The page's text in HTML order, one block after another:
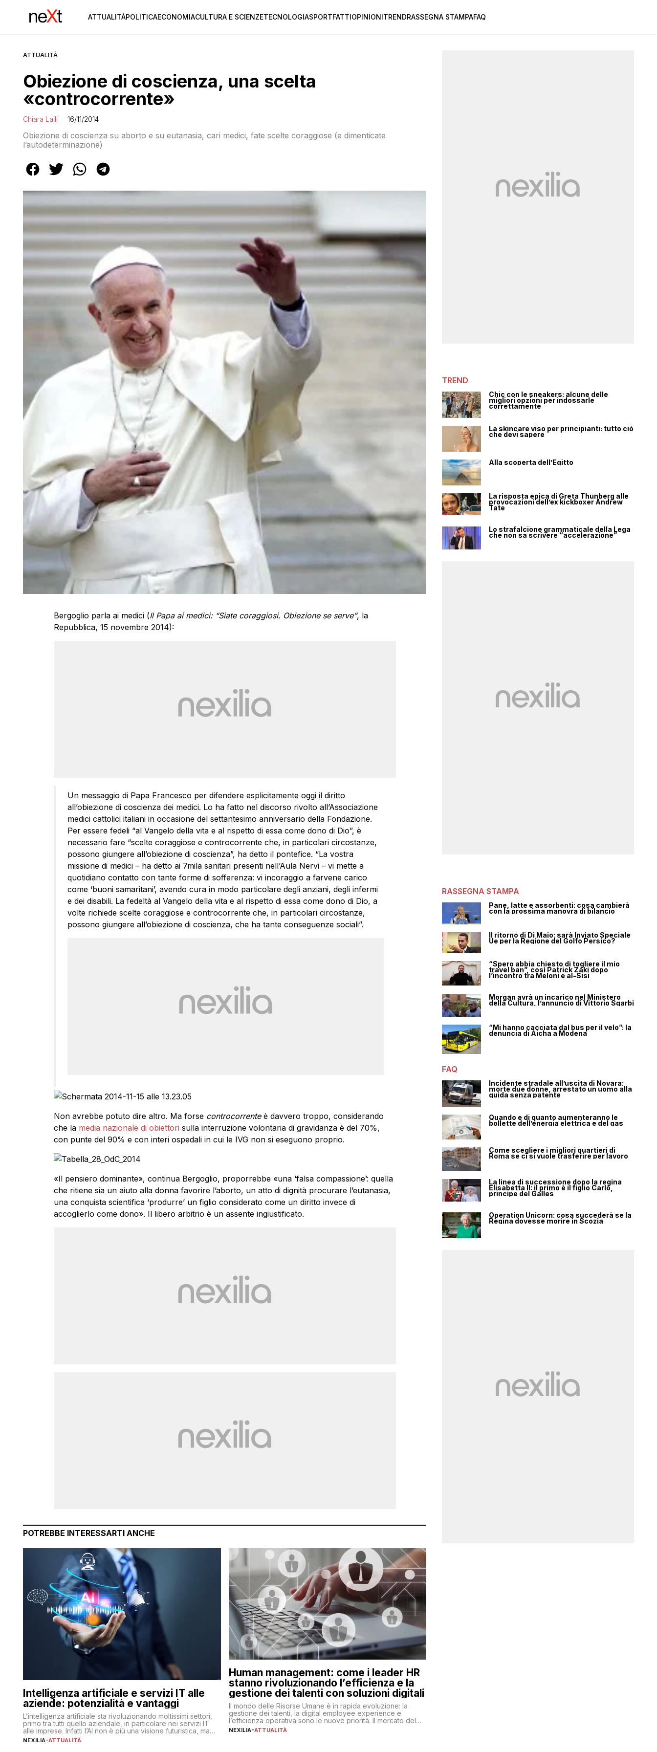
ATTUALITÀPOLITICAECONOMIACULTURA E SCIENZETECNOLOGIASPORTFATTIOPINIONITRENDRASSEGNA STAMPAFAQ
ATTUALITÀ
Obiezione di coscienza, una scelta
«controcorrente»
Chiara Lalli 16/11/2014
Obiezione di coscienza su aborto e su eutanasia, cari medici, fate scelte coraggiose (e dimenticate
l’autodeterminazione)
Bergoglio parla ai medici (Il Papa ai medici: “Siate coraggiosi. Obiezione se serve”, la
Repubblica, 15 novembre 2014):
Un messaggio di Papa Francesco per difendere esplicitamente oggi il diritto
all’obiezione di coscienza dei medici. Lo ha fatto nel discorso rivolto all’Associazione
medici cattolici italiani in occasione del settantesimo anniversario della Fondazione.
Per essere fedeli “al Vangelo della vita e al rispetto di essa come dono di Dio”, è
necessario fare “scelte coraggiose e controcorrente che, in particolari circostanze,
possono giungere all’obiezione di coscienza”, ha detto il pontefice. “La vostra
missione di medici – ha detto ai 7mila sanitari presenti nell’Aula Nervi – vi mette a
quotidiano contatto con tante forme di sofferenza: vi incoraggio a farvene carico
come ‘buoni samaritani’, avendo cura in modo particolare degli anziani, degli infermi
e dei disabili. La fedeltà al Vangelo della vita e al rispetto di essa come dono di Dio, a
volte richiede scelte coraggiose e controcorrente che, in particolari circostanze,
possono giungere all’obiezione di coscienza, che ha tante conseguenze sociali”.
Non avrebbe potuto dire altro. Ma forse controcorrenteè davvero troppo, considerando
che la media nazionale di obiettori sulla interruzione volontaria di gravidanza è del 70%,
con punte del 90% e con interi ospedali in cui le IVG non si eseguono proprio.
«Il pensiero dominante», continua Bergoglio, proporrebbe «una ‘falsa compassione’: quella
che ritiene sia un aiuto alla donna favorire l’aborto, un atto di dignità procurare l’eutanasia,
una conquista scientifica ‘produrre’ un figlio considerato come un diritto invece di
accoglierlo come dono». Il libero arbitrio è un assente ingiustificato.
POTREBBE INTERESSARTI ANCHE
Intelligenza artificiale e servizi IT alle
aziende: potenzialità e vantaggi
L’intelligenza artificiale sta rivoluzionando moltissimi settori,
primo tra tutti quello aziendale, in particolare nei servizi IT
alle imprese. Infatti l’AI non è più una visione futuristica, ma
una realtà operativa che sta portando a un cambio
NEXILIA-ATTUALITÀ
Human management: come i leader HR
stanno rivoluzionando l’efficienza e la
gestione dei talenti con soluzioni digitali
Il mondo delle Risorse Umane è in rapida evoluzione: la
gestione dei talenti, la digital employee experience e
l’efficienza operativa sono le nuove priorità. Il mercato del
lavoro, d’altra parte, è sempre più competitivo con una lotta
NEXILIA-ATTUALITÀ
TREND
Chic con le sneakers: alcune delle
migliori opzioni per indossarle
correttamente
La skincare viso per principianti: tutto ciò
che devi sapere
Alla scoperta dell’Egitto
La risposta epica di Greta Thunberg alle
provocazioni dell’ex kickboxer Andrew
Tate
Lo strafalcione grammaticale della Lega
che non sa scrivere “accelerazione”
RASSEGNA STAMPA
Pane, latte e assorbenti: cosa cambierà
con la prossima manovra di bilancio
Il ritorno di Di Maio: sarà Inviato Speciale
Ue per la Regione del Golfo Persico?
“Spero abbia chiesto di togliere il mio
travel ban”, così Patrick Zaki dopo
l’incontro tra Meloni e al-Sisi
Morgan avrà un incarico nel Ministero
della Cultura, l’annuncio di Vittorio Sgarbi
“Mi hanno cacciata dal bus per il velo”: la
denuncia di Aicha a Modena
FAQ
Incidente stradale all’uscita di Novara:
morte due donne, arrestato un uomo alla
guida senza patente
Quando e di quanto aumenteranno le
bollette dell’energia elettrica e del gas
Come scegliere i migliori quartieri di
Roma se ci si vuole trasferire per lavoro
La linea di successione dopo la regina
Elisabetta II: il primo è il figlio Carlo,
principe del Galles
Operation Unicorn: cosa succederà se la
Regina dovesse morire in Scozia